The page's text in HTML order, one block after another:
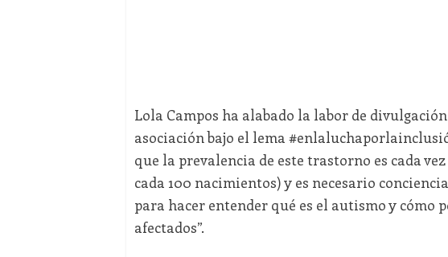
Lola Campos ha alabado la labor de
asociación bajo el lema
que la prevalencia de este trastorno es cada
cada 100 nacimientos) y es necesario
para hacer entender qué es el autismo y cómo
afectados”.